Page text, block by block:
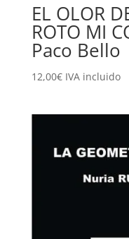
EL OLOR
ROTO MI
Paco Bello
12,00€ IVA incluido